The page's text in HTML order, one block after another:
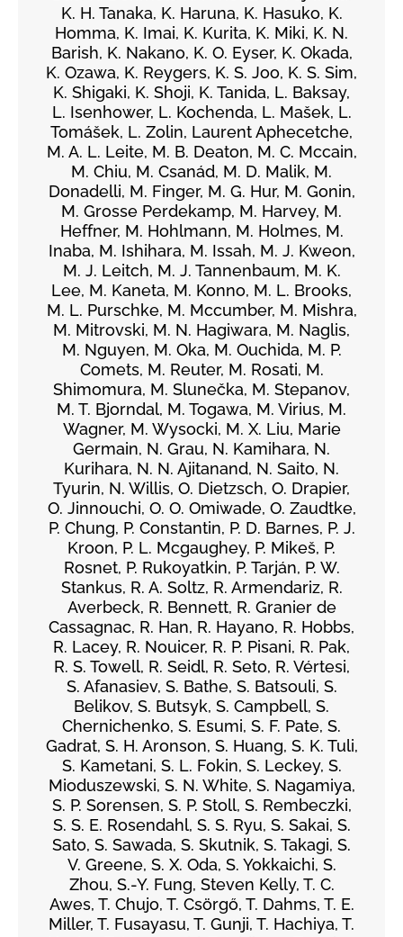
K. H. Tanaka, K. Haruna, K. Hasuko, K.
Homma, K. Imai, K. Kurita, K. Miki, K. N.
Barish, K. Nakano, K. O. Eyser, K. Okada,
K. Ozawa, K. Reygers, K. S. Joo, K. S. Sim,
K. Shigaki, K. Shoji, K. Tanida, L. Baksay,
L. Isenhower, L. Kochenda, L. Mašek, L.
Tomášek, L. Zolin, Laurent Aphecetche,
M. A. L. Leite, M. B. Deaton, M. C. Mccain,
M. Chiu, M. Csanád, M. D. Malik, M.
Donadelli, M. Finger, M. G. Hur, M. Gonin,
M. Grosse Perdekamp, M. Harvey, M.
Heffner, M. Hohlmann, M. Holmes, M.
Inaba, M. Ishihara, M. Issah, M. J. Kweon,
M. J. Leitch, M. J. Tannenbaum, M. K.
Lee, M. Kaneta, M. Konno, M. L. Brooks,
M. L. Purschke, M. Mccumber, M. Mishra,
M. Mitrovski, M. N. Hagiwara, M. Naglis,
M. Nguyen, M. Oka, M. Ouchida, M. P.
Comets, M. Reuter, M. Rosati, M.
Shimomura, M. Slunečka, M. Stepanov,
M. T. Bjorndal, M. Togawa, M. Virius, M.
Wagner, M. Wysocki, M. X. Liu, Marie
Germain, N. Grau, N. Kamihara, N.
Kurihara, N. N. Ajitanand, N. Saito, N.
Tyurin, N. Willis, O. Dietzsch, O. Drapier,
O. Jinnouchi, O. O. Omiwade, O. Zaudtke,
P. Chung, P. Constantin, P. D. Barnes, P. J.
Kroon, P. L. Mcgaughey, P. Mikeš, P.
Rosnet, P. Rukoyatkin, P. Tarján, P. W.
Stankus, R. A. Soltz, R. Armendariz, R.
Averbeck, R. Bennett, R. Granier de
Cassagnac, R. Han, R. Hayano, R. Hobbs,
R. Lacey, R. Nouicer, R. P. Pisani, R. Pak,
R. S. Towell, R. Seidl, R. Seto, R. Vértesi,
S. Afanasiev, S. Bathe, S. Batsouli, S.
Belikov, S. Butsyk, S. Campbell, S.
Chernichenko, S. Esumi, S. F. Pate, S.
Gadrat, S. H. Aronson, S. Huang, S. K. Tuli,
S. Kametani, S. L. Fokin, S. Leckey, S.
Mioduszewski, S. N. White, S. Nagamiya,
S. P. Sorensen, S. P. Stoll, S. Rembeczki,
S. S. E. Rosendahl, S. S. Ryu, S. Sakai, S.
Sato, S. Sawada, S. Skutnik, S. Takagi, S.
V. Greene, S. X. Oda, S. Yokkaichi, S.
Zhou, S.-Y. Fung, Steven Kelly, T. C.
Awes, T. Chujo, T. Csörgő, T. Dahms, T. E.
Miller, T. Fusayasu, T. Gunji, T. Hachiya, T.